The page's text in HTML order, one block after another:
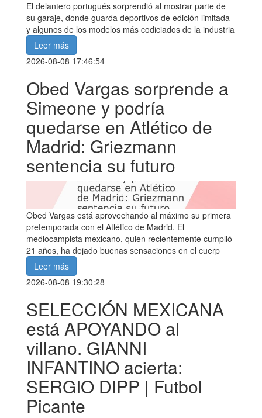
El delantero portugués sorprendió al mostrar parte de
su garaje, donde guarda deportivos de edición limitada
y algunos de los modelos más codiciados de la industria
Leer más
2026-08-08 17:46:54
Obed Vargas sorprende a
Simeone y podría
quedarse en Atlético de
Madrid: Griezmann
sentencia su futuro
Obed Vargas está aprovechando al máximo su primera
pretemporada con el Atlético de Madrid. El
mediocampista mexicano, quien recientemente cumplió
21 años, ha dejado buenas sensaciones en el cuerp
Leer más
2026-08-08 19:30:28
SELECCIÓN MEXICANA
está APOYANDO al
villano. GIANNI
INFANTINO acierta:
SERGIO DIPP | Futbol
Picante